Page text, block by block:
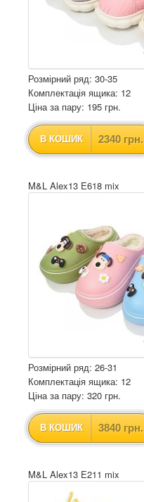
Розмірний ряд: 30-35
Комплектація ящика: 12
Ціна за пару: 195 грн.
В КОШИК 2340 грн.
M&L Alex13 E618 mix
Розмірний ряд: 26-31
Комплектація ящика: 12
Ціна за пару: 320 грн.
В КОШИК 3840 грн.
M&L Alex13 E211 mix